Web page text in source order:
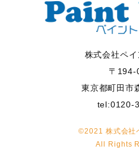
株式会社ペ
〒194-
東京都町田市
tel:0120-
©2021 株式会社
All Rights